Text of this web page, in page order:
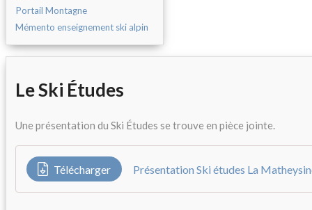
Portail Montagne
Mémento enseignement ski alpin
Le Ski Études
Une présentation du Ski Études se trouve en pièce jointe.
Télécharger Présentation Ski études La